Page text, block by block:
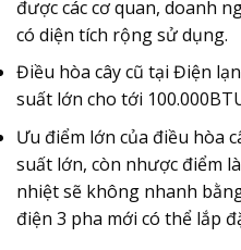
được các cơ quan, doanh
có diện tích rộng sử dụng.
Điều hòa cây cũ tại Điện
suất lớn cho tới
Ưu điểm lớn của điều hòa
suất lớn, còn nhược điểm
nhiệt sẽ không nhanh
điện 3 pha mới có thể lắp